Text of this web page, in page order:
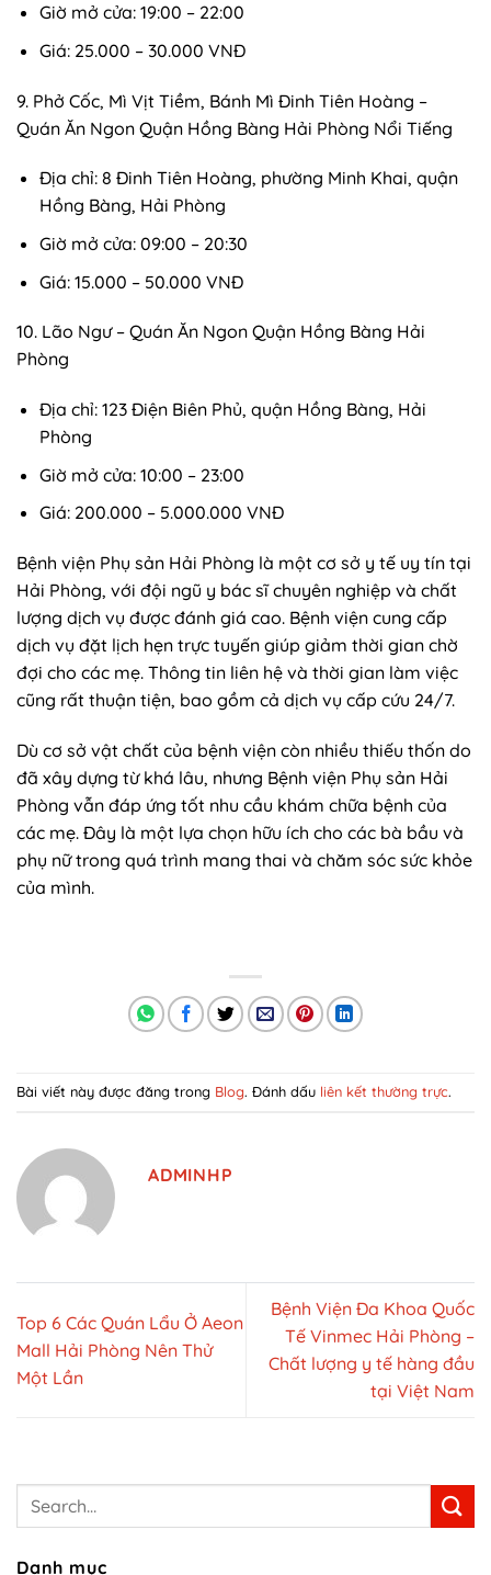
Giờ mở cửa: 19:00 – 22:00
Giá: 25.000 – 30.000 VNĐ
9. Phở Cốc, Mì Vịt Tiềm, Bánh Mì Đinh Tiên Hoàng –
Quán Ăn Ngon Quận Hồng Bàng Hải Phòng Nổi Tiếng
Địa chỉ: 8 Đinh Tiên Hoàng, phường Minh Khai, quận
Hồng Bàng, Hải Phòng
Giờ mở cửa: 09:00 – 20:30
Giá: 15.000 – 50.000 VNĐ
10. Lão Ngư – Quán Ăn Ngon Quận Hồng Bàng Hải
Phòng
Địa chỉ: 123 Điện Biên Phủ, quận Hồng Bàng, Hải
Phòng
Giờ mở cửa: 10:00 – 23:00
Giá: 200.000 – 5.000.000 VNĐ
Bệnh viện Phụ sản Hải Phòng là một cơ sở y tế uy tín tại
Hải Phòng, với đội ngũ y bác sĩ chuyên nghiệp và chất
lượng dịch vụ được đánh giá cao. Bệnh viện cung cấp
dịch vụ đặt lịch hẹn trực tuyến giúp giảm thời gian chờ
đợi cho các mẹ. Thông tin liên hệ và thời gian làm việc
cũng rất thuận tiện, bao gồm cả dịch vụ cấp cứu 24/7.
Dù cơ sở vật chất của bệnh viện còn nhiều thiếu thốn do
đã xây dựng từ khá lâu, nhưng Bệnh viện Phụ sản Hải
Phòng vẫn đáp ứng tốt nhu cầu khám chữa bệnh của
các mẹ. Đây là một lựa chọn hữu ích cho các bà bầu và
phụ nữ trong quá trình mang thai và chăm sóc sức khỏe
của mình.
Bài viết này được đăng trong Blog. Đánh dấu liên kết thường trực.
ADMINHP
Top 6 Các Quán Lẩu Ở Aeon
Mall Hải Phòng Nên Thử
Một Lần
Bệnh Viện Đa Khoa Quốc
Tế Vinmec Hải Phòng –
Chất lượng y tế hàng đầu
tại Việt Nam
Danh mục